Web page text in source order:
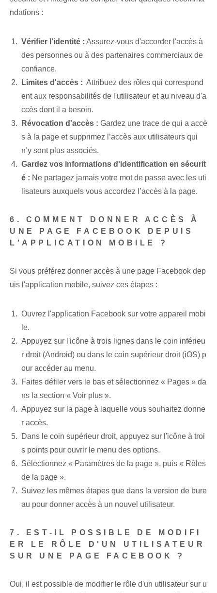
ndations :
Vérifier l'‌identité : Assurez-vous d'accorder l'accès à
des personnes ou à des partenaires commerciaux de
confiance.
Limites d'accès : ‌ Attribuez des rôles qui correspond
ent aux responsabilités de l'utilisateur et au niveau d'a
ccès dont il a besoin.
Révocation d'accès : Gardez une trace de qui a accè
s à la page et supprimez l’accès aux utilisateurs qui
n’y sont plus associés.
Gardez vos informations d'identification en sécurit
é : Ne partagez jamais votre mot de passe avec les uti
lisateurs auxquels vous accordez l’accès à la page.
6. COMMENT DONNER ACCÈS À
UNE PAGE FACEBOOK DEPUIS
L'APPLICATION MOBILE ?
Si vous préférez donner accès à une page Facebook dep
uis l'application mobile, suivez ces étapes :
Ouvrez l'application Facebook sur votre appareil mobi
le.
Appuyez sur l'icône à trois lignes dans le coin inférieu
r droit (Android) ou dans le coin supérieur droit (iOS) p
our accéder au menu.
Faites défiler vers le bas et sélectionnez « Pages » da
ns la section « Voir plus ».
Appuyez sur la page à laquelle vous souhaitez donne
r accès.
Dans le coin supérieur droit, appuyez sur l'icône à troi
s points pour ouvrir le menu des options.
Sélectionnez « Paramètres de la page »‌, puis⁢ « Rôles
de la page⁤ ».
Suivez les mêmes étapes que dans la version de bure
au pour donner accès à un nouvel utilisateur.
7. EST-IL POSSIBLE DE MODIFI
ER LE RÔLE D'UN UTILISATEUR
SUR UNE PAGE FACEBOOK ?
Oui, il est possible de modifier le rôle d'un utilisateur sur u